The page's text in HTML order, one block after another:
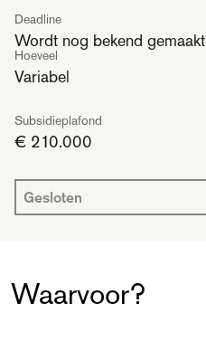
Deadline
Wordt nog bekend gemaakt
Hoeveel
Variabel
Subsidieplafond
€ 210.000
Gesloten
Waarvoor?